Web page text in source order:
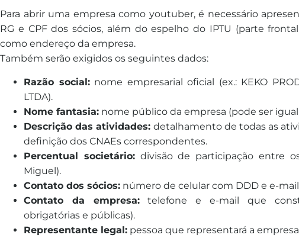
Para abrir uma empresa como youtuber, é necessário
RG e CPF dos sócios, além do espelho do IPTU (parte
como endereço da empresa.
Também serão exigidos os seguintes dados:
Razão social:nome empresarial oficial (ex.: KEKO
LTDA).
Nome fantasia: nome público da empresa (pode ser igual
Descrição das atividades: detalhamento de todas as
definição dos CNAEs correspondentes.
Percentual societário:divisão de participação entre
Miguel).
Contato dos sócios: número de celular com DDD e e-
Contato da empresa:telefone e e-mail que
obrigatórias e públicas).
Representante legal: pessoa que representará a